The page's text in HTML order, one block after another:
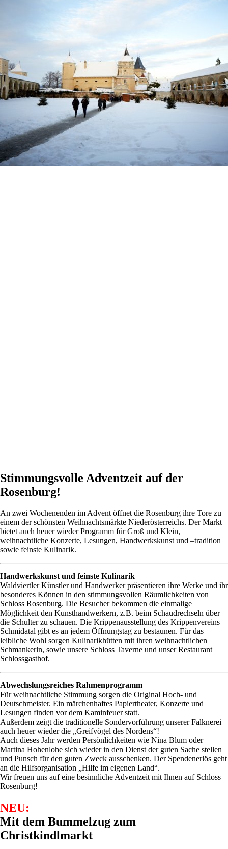
Stimmungsvolle Adventzeit auf der
Rosenburg!
An zwei Wochenenden im Advent öffnet die Rosenburg ihre Tore zu
einem der schönsten Weihnachtsmärkte Niederösterreichs. Der Markt
bietet auch heuer wieder Programm für Groß und Klein,
weihnachtliche Konzerte, Lesungen, Handwerkskunst und –tradition
sowie feinste Kulinarik.
Handwerkskunst und feinste Kulinarik
Waldviertler Künstler und Handwerker präsentieren ihre Werke und ihr
besonderes Können in den stimmungsvollen Räumlichkeiten von
Schloss Rosenburg. Die Besucher bekommen die einmalige
Möglichkeit den Kunsthandwerkern, z.B. beim Schaudrechseln über
die Schulter zu schauen. Die Krippenausstellung des Krippenvereins
Schmidatal gibt es an jedem Öffnungstag zu bestaunen. Für das
leibliche Wohl sorgen Kulinarikhütten mit ihren weihnachtlichen
Schmankerln, sowie unsere Schloss Taverne und unser Restaurant
Schlossgasthof.
Abwechslungsreiches Rahmenprogramm
Für weihnachtliche Stimmung sorgen die Original Hoch- und
Deutschmeister. Ein märchenhaftes Papiertheater, Konzerte und
Lesungen finden vor dem Kaminfeuer statt.
Außerdem zeigt die traditionelle Sondervorführung unserer Falknerei
auch heuer wieder die „Greifvögel des Nordens“!
Auch dieses Jahr werden Persönlichkeiten wie Nina Blum oder
Martina Hohenlohe sich wieder in den Dienst der guten Sache stellen
und Punsch für den guten Zweck ausschenken. Der Spendenerlös geht
an die Hilfsorganisation „Hilfe im eigenen Land“.
Wir freuen uns auf eine besinnliche Adventzeit mit Ihnen auf Schloss
Rosenburg!
NEU:
Mit dem Bummelzug zum
Christkindlmarkt